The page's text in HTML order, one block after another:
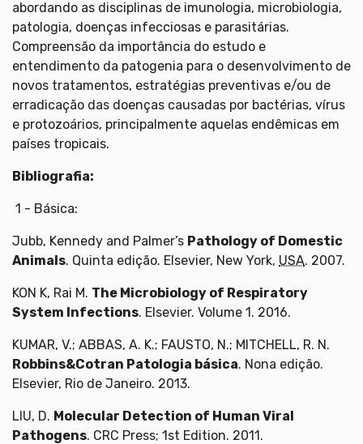
abordando as disciplinas de imunologia, microbiologia,
patologia, doenças infecciosas e parasitárias.
Compreensão da importância do estudo e
entendimento da patogenia para o desenvolvimento de
novos tratamentos, estratégias preventivas e/ou de
erradicação das doenças causadas por bactérias, vírus
e protozoários, principalmente aquelas endêmicas em
países tropicais.
Bibliografia:
1 - Básica:
Jubb, Kennedy and Palmer’s Pathology of Domestic
Animals. Quinta edição. Elsevier, New York, USA. 2007.
KON K, Rai M. The Microbiology of Respiratory
System Infections. Elsevier. Volume 1. 2016.
KUMAR, V.; ABBAS, A. K.; FAUSTO, N.; MITCHELL, R. N.
Robbins&Cotran Patologia básica. Nona edição.
Elsevier, Rio de Janeiro. 2013.
LIU, D. Molecular Detection of Human Viral
Pathogens. CRC Press; 1st Edition. 2011.